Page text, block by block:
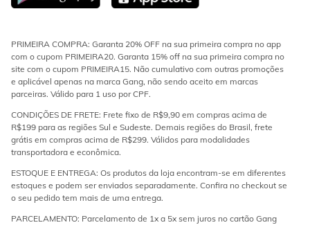
PRIMEIRA COMPRA: Garanta 20% OFF na sua primeira compra no app
com o cupom PRIMEIRA20. Garanta 15% off na sua primeira compra no
site com o cupom PRIMEIRA15. Não cumulativo com outras promoções
e aplicável apenas na marca Gang, não sendo aceito em marcas
parceiras. Válido para 1 uso por CPF.
CONDIÇÕES DE FRETE: Frete fixo de R$9,90 em compras acima de
R$199 para as regiões Sul e Sudeste. Demais regiões do Brasil, frete
grátis em compras acima de R$299. Válidos para modalidades
transportadora e econômica.
ESTOQUE E ENTREGA: Os produtos da loja encontram-se em diferentes
estoques e podem ser enviados separadamente. Confira no checkout se
o seu pedido tem mais de uma entrega.
PARCELAMENTO: Parcelamento de 1x a 5x sem juros no cartão Gang